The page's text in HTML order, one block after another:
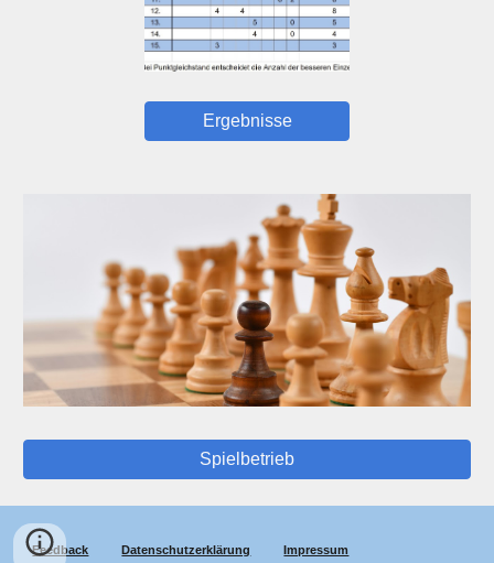
Ergebnisse
Spielbetrieb
Feedback Datenschutzerklärung Impressum